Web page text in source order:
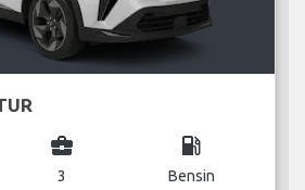
business_center
3
local_gas_station
Bensin